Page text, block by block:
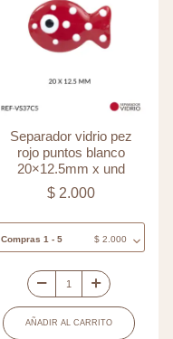
Separador vidrio pez
rojo puntos blanco
20×12.5mm x und
$2.000
Compras 1 - 5 $2.000
Separador
vidrio
AÑADIR AL CARRITO